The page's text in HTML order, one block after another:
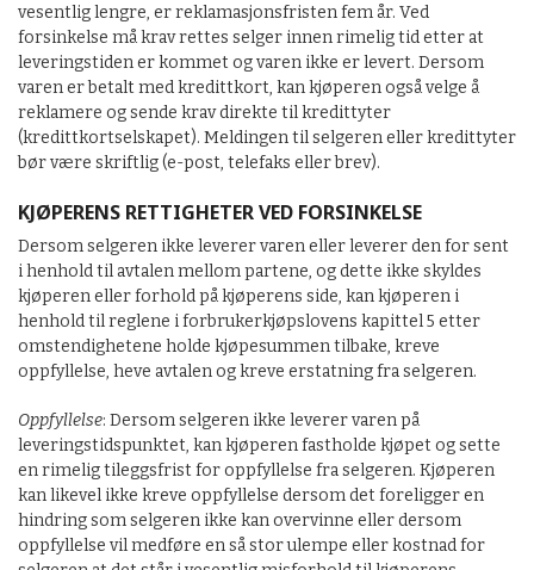
vesentlig lengre, er reklamasjonsfristen fem år. Ved
forsinkelse må krav rettes selger innen rimelig tid etter at
leveringstiden er kommet og varen ikke er levert. Dersom
varen er betalt med kredittkort, kan kjøperen også velge å
reklamere og sende krav direkte til kredittyter
(kredittkortselskapet). Meldingen til selgeren eller kredittyter
bør være skriftlig (e-post, telefaks eller brev).
KJØPERENS RETTIGHETER VED FORSINKELSE
Dersom selgeren ikke leverer varen eller leverer den for sent
i henhold til avtalen mellom partene, og dette ikke skyldes
kjøperen eller forhold på kjøperens side, kan kjøperen i
henhold til reglene i forbrukerkjøpslovens kapittel 5 etter
omstendighetene holde kjøpesummen tilbake, kreve
oppfyllelse, heve avtalen og kreve erstatning fra selgeren.
Oppfyllelse: Dersom selgeren ikke leverer varen på
leveringstidspunktet, kan kjøperen fastholde kjøpet og sette
en rimelig tileggsfrist for oppfyllelse fra selgeren. Kjøperen
kan likevel ikke kreve oppfyllelse dersom det foreligger en
hindring som selgeren ikke kan overvinne eller dersom
oppfyllelse vil medføre en så stor ulempe eller kostnad for